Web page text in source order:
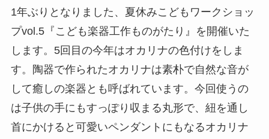
1年ぶりとなりました、夏休みこどもワークショッ
プvol.5『こども楽器工作ものがたり』を開催いた
します。5回目の今年はオカリナの色付けをしま
す。陶器で作られたオカリナは素朴で自然な音が
して癒しの楽器とも呼ばれています。今回使うの
は子供の手にもすっぽり収まる丸形で、紐を通し
首にかけると可愛いペンダントにもなるオカリナ